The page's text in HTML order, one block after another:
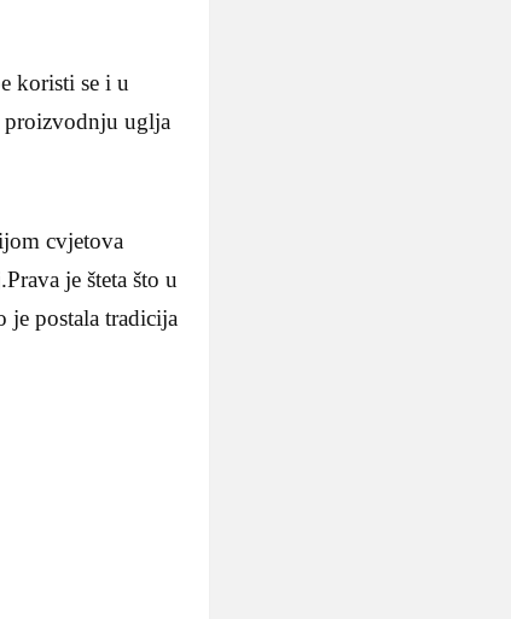
koristi se i u
proizvodnju uglja
cvjetova
je šteta što u
je postala tradicija